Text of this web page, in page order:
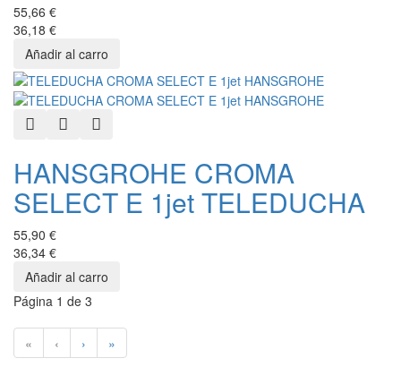
55,66 €
36,18 €
Quick ViewAdd to Wishlist
HANSGROHE CROMA
SELECT E 1jet TELEDUCHA
55,90 €
36,34 €
Página 1 de 3
« ‹ › »